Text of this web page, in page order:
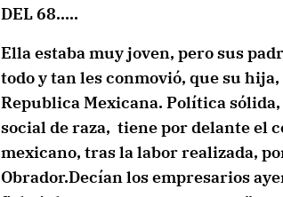
DEL 68…..
Ella estaba muy joven, pero sus
todo y tan les conmovió, que su
Republica Mexicana. Política
social de raza, tiene por delante el
mexicano, tras la labor realizada,
Obrador.Decían los empresarios